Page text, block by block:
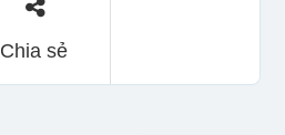
Chia sẻ